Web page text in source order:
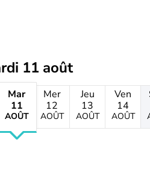
11 août
Mar
11
AOÛT
Mer
12
AOÛT
Jeu
13
AOÛT
Ven
14
AOÛT